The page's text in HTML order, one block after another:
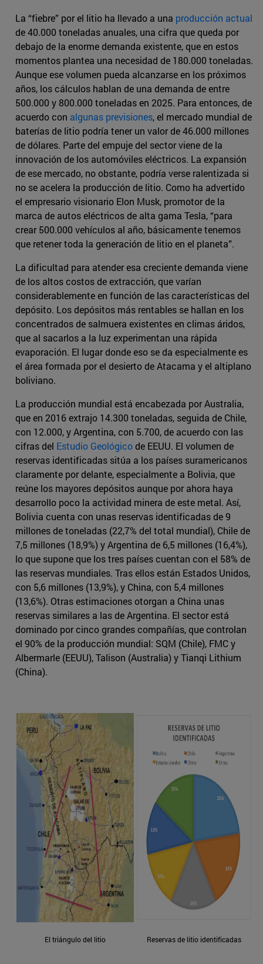
La “fiebre” por el litio ha llevado a una producción actual
de 40.000 toneladas anuales, una cifra que queda por
debajo de la enorme demanda existente, que en estos
momentos plantea una necesidad de 180.000 toneladas.
Aunque ese volumen pueda alcanzarse en los próximos
años, los cálculos hablan de una demanda de entre
500.000 y 800.000 toneladas en 2025. Para entonces, de
acuerdo con algunas previsiones, el mercado mundial de
baterías de litio podría tener un valor de 46.000 millones
de dólares. Parte del empuje del sector viene de la
innovación de los automóviles eléctricos. La expansión
de ese mercado, no obstante, podría verse ralentizada si
no se acelera la producción de litio. Como ha advertido
el empresario visionario Elon Musk, promotor de la
marca de autos eléctricos de alta gama Tesla, “para
crear 500.000 vehículos al año, básicamente tenemos
que retener toda la generación de litio en el planeta”.
La dificultad para atender esa creciente demanda viene
de los altos costos de extracción, que varían
considerablemente en función de las características del
depósito. Los depósitos más rentables se hallan en los
concentrados de salmuera existentes en climas áridos,
que al sacarlos a la luz experimentan una rápida
evaporación. El lugar donde eso se da especialmente es
el área formada por el desierto de Atacama y el altiplano
boliviano.
La producción mundial está encabezada por Australia,
que en 2016 extrajo 14.300 toneladas, seguida de Chile,
con 12.000, y Argentina, con 5.700, de acuerdo con las
cifras del Estudio Geológicode EEUU. El volumen de
reservas identificadas sitúa a los países suramericanos
claramente por delante, especialmente a Bolivia, que
reúne los mayores depósitos aunque por ahora haya
desarrollo poco la actividad minera de este metal. Así,
Bolivia cuenta con unas reservas identificadas de 9
millones de toneladas (22,7% del total mundial), Chile de
7,5 millones (18,9%) y Argentina de 6,5 millones (16,4%),
lo que supone que los tres países cuentan con el 58% de
las reservas mundiales. Tras ellos están Estados Unidos,
con 5,6 millones (13,9%), y China, con 5,4 millones
(13,6%). Otras estimaciones otorgan a China unas
reservas similares a las de Argentina. El sector está
dominado por cinco grandes compañías, que controlan
el 90% de la producción mundial: SQM (Chile), FMC y
Albermarle (EEUU), Talison (Australia) y Tianqi Lithium
(China).
El triángulo del litio Reservas de litio identificadas